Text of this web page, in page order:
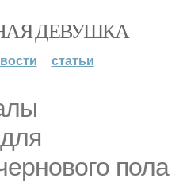
ДЕВУШКА
статьи
пола